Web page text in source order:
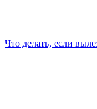
Что делать, если